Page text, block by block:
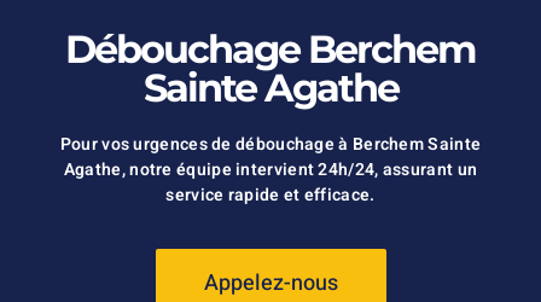
Débouchage Berchem
Sainte Agathe
Pour vos urgences de débouchage à Berchem Sainte
Agathe, notre équipe intervient 24h/24, assurant un
service rapide et efficace.
Appelez-nous